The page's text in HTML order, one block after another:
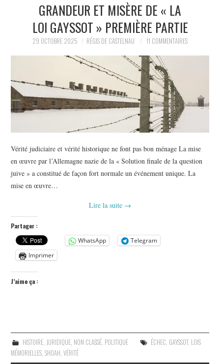
GRANDEUR ET MISÈRE DE « LA
LOI GAYSSOT » PREMIÈRE PARTIE
29 OCTOBRE 2025 RÉGIS DE CASTELNAU 11 COMMENTAIRES
Vérité judiciaire et vérité historique ne font pas bon ménage La mise
en œuvre par l’Allemagne nazie de la « Solution finale de la question
juive » a constitué de façon fort normale un événement unique. La
mise en œuvre…
Lire la suite →
Partager :
WhatsApp
Telegram
Imprimer
J’aime ça :
HISTOIRE, JURIDIQUE, NON CLASSÉ, POLITIQUE ÉCHEC, GAYSSOT, LOIS
MÉMORIELLES,SHOAH,VÉRITÉ